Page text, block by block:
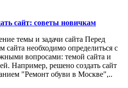
сайт: советы новичкам
темы и задачи сайта Перед
сайта необходимо определиться с
вопросами: темой сайта и
Например, решено создать сайт
"Ремонт обуви в Москве",..